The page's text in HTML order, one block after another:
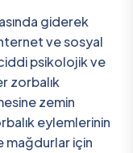
giderek
ve sosyal
psikolojik ve
zorbalık
zemin
eylemlerinin
mağdurlar için